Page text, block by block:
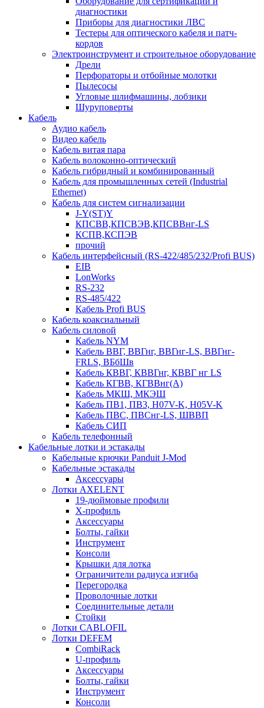
диагностики
Приборы для диагностики ЛВС
Тестеры для оптического кабеля и патч-
кордов
Электроинструмент и строительное оборудование
Дрели
Перфораторы и отбойные молотки
Пылесосы
Угловые шлифмашины, лобзики
Шуруповерты
Кабель
Аудио кабель
Видео кабель
Кабель витая пара
Кабель волоконно-оптический
Кабель гибридный и комбинированный
Кабель для промышленных сетей (Industrial
Ethernet)
Кабель для систем сигнализации
J-Y(ST)Y
КПСВВ,КПСВЭВ,КПСВВнг-LS
КСПВ,КСПЭВ
прочий
Кабель интерфейсный (RS-422/485/232/Profi BUS)
EIB
LonWorks
RS-232
RS-485/422
Кабель Profi BUS
Кабель коаксиальный
Кабель силовой
Кабель NYM
Кабель ВВГ, ВВГнг, ВВГнг-LS, ВВГнг-
FRLS, ВБбШв
Кабель КВВГ, КВВГнг, КВВГ нг LS
Кабель КГВВ, КГВВнг(А)
Кабель МКШ, МКЭШ
Кабель ПВ1, ПВ3, H07V-K, H05V-K
Кабель ПВС, ПВСнг-LS, ШВВП
Кабель СИП
Кабель телефонный
Кабельные лотки и эстакады
Кабельные крючки Panduit J-Mod
Кабельные эстакады
Аксессуары
Лотки AXELENT
19-дюймовые профили
X-профиль
Аксессуары
Болты, гайки
Инструмент
Консоли
Крышки для лотка
Ограничители радиуса изгиба
Перегородка
Проволочные лотки
Соединительные детали
Стойки
Лотки CABLOFIL
Лотки DEFEM
CombiRack
U-профиль
Аксессуары
Болты, гайки
Инструмент
Консоли